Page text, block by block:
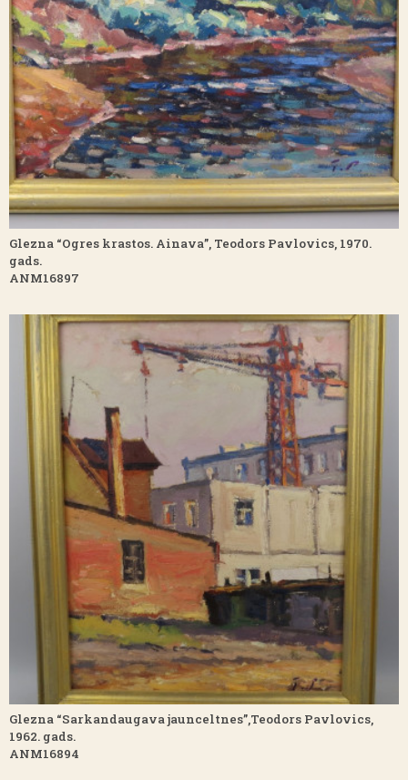
Glezna “Ogres krastos. Ainava”, Teodors Pavlovics, 1970.
gads.
ANM16897
Glezna “Sarkandaugava jaunceltnes”,Teodors Pavlovics,
1962. gads.
ANM16894